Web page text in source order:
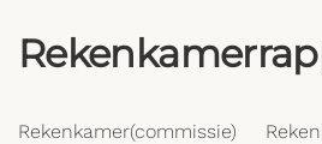
Rekenkamer(commissie)